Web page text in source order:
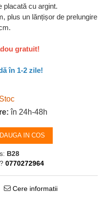
placată cu argint.
plus un lănțișor de prelungire
gratuit!
în 1-2 zile!
în 24h-48h
IN COS
B28
0770272964
Cere informatii